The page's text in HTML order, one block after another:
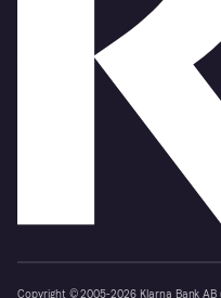
Copyright © 2005-2026 Klarna Bank AB